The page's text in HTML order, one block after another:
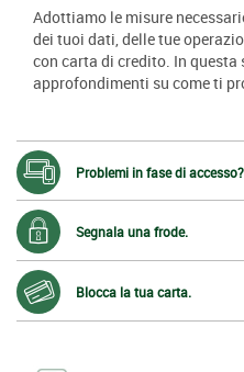
Adottiamo le misure
dei tuoi dati, delle tue
con carta di credito. In
approfondimenti su come ti
Problemi in fase di accesso?
Segnala una frode.
Blocca la tua carta.